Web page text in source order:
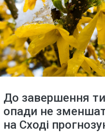
До завершення
опади не
на Сході